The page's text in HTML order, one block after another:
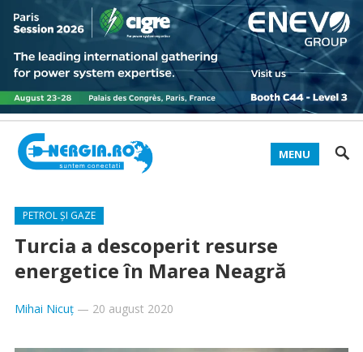
MENU
PETROL ȘI GAZE
Turcia a descoperit resurse
energetice în Marea Neagră
Mihai Nicuț— 20 august 2020